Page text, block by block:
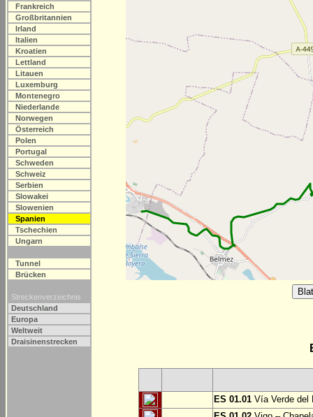
Frankreich
Großbritannien
Irland
Italien
Kroatien
Lettland
Litauen
Luxemburg
Montenegro
Niederlande
Norwegen
Österreich
Polen
Portugal
Schweden
Schweiz
Serbien
Slowakei
Slowenien
Spanien
Tschechien
Ungarn
Tunnel
Brücken
Streckenverzeichnis
Deutschland
Europa
Weltweit
Draisinenstrecken
ES 01.01 Vía Verde del